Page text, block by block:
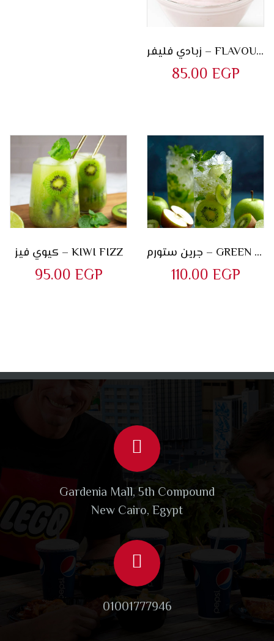
زبادي فليفر – FLAVOURED YOGURT
85.00 EGP
كيوي فيز – KIWI FIZZ
95.00 EGP
جرين ستورم – GREEN STORM
110.00 EGP
Gardenia Mall, 5th Compound
New Cairo, Egypt
01001777946